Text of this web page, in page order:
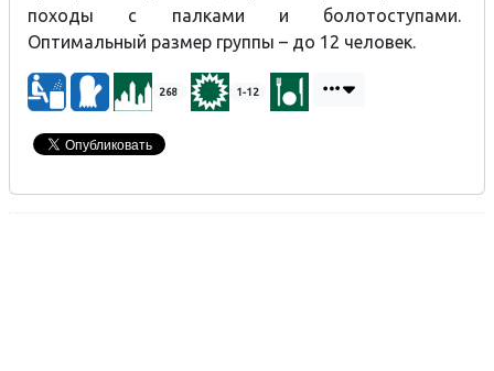
походы с палками и болотоступами.
Оптимальный размер группы – до 12 человек.
268 1-12